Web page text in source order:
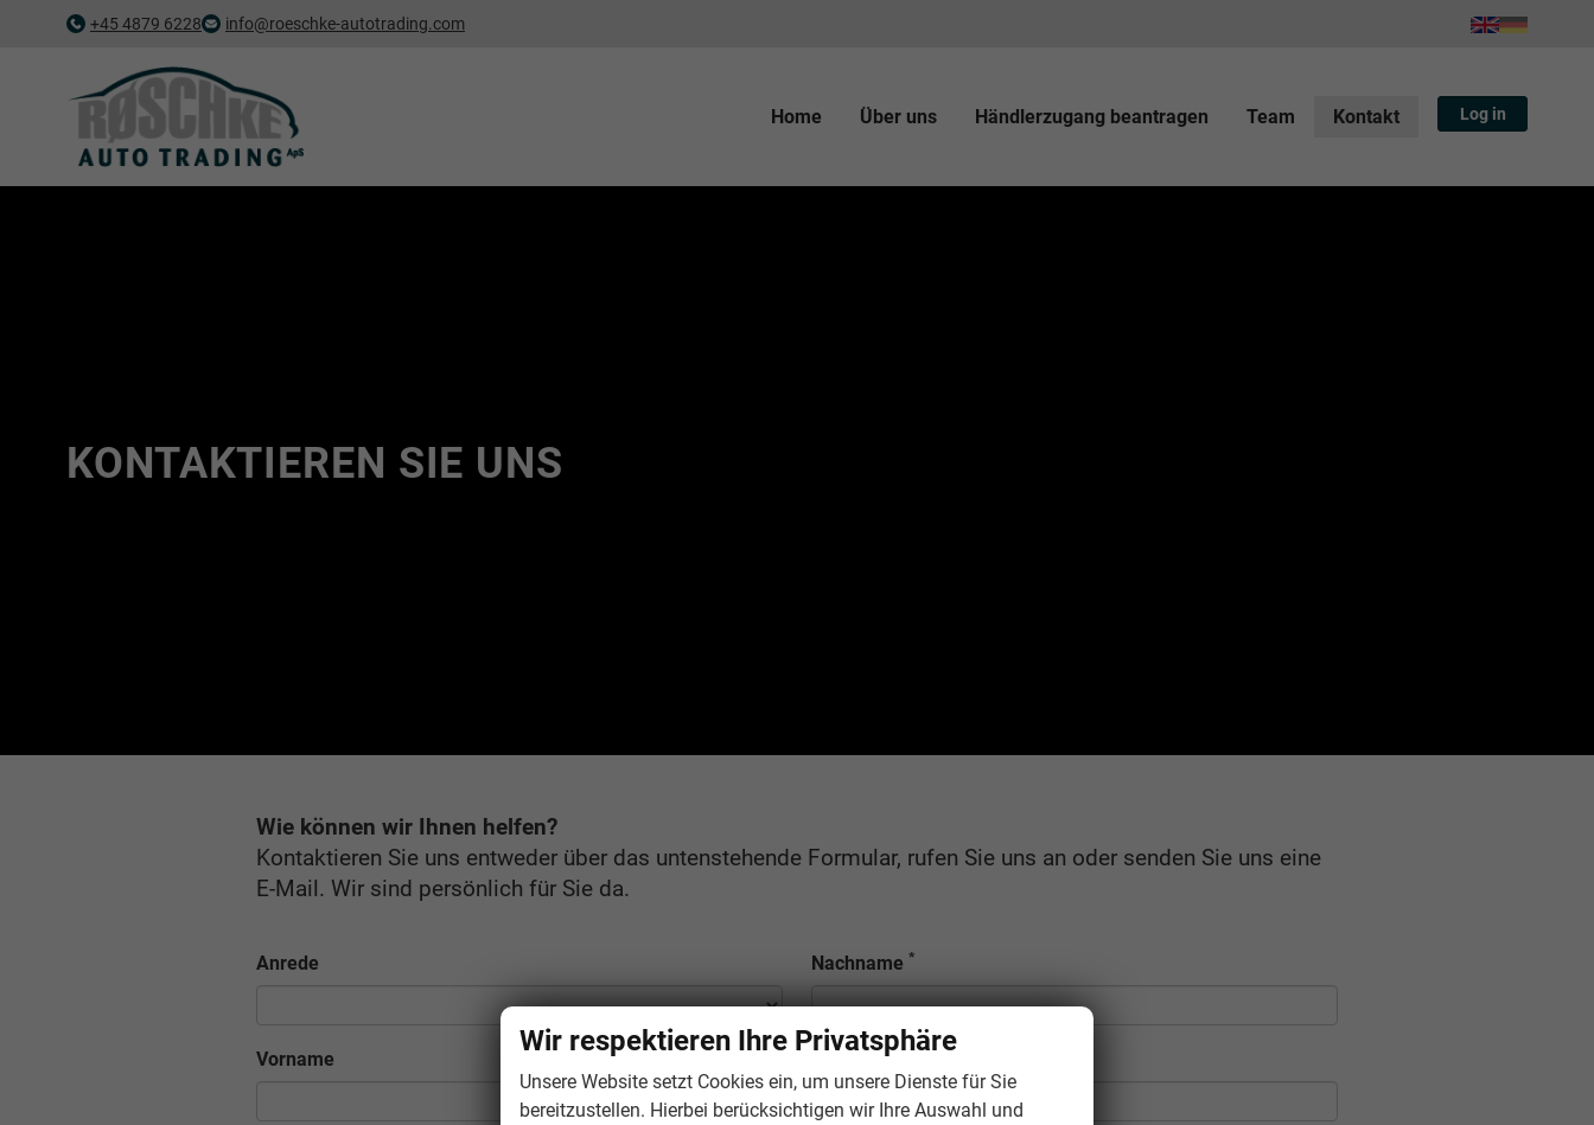
+45 4879 6228 info@roeschke-autotrading.com
Home Über uns Händlerzugang beantragen Team Kontakt Log in
KONTAKTIEREN SIE UNS
Wie können wir Ihnen helfen?
Kontaktieren Sie uns entweder über das untenstehende Formular, rufen Sie uns an oder senden Sie uns eine
E-Mail. Wir sind persönlich für Sie da.
Anrede Nachname *
Vorname
Wir respektieren Ihre Privatsphäre
Unsere Website setzt Cookies ein, um unsere Dienste für Sie
bereitzustellen. Hierbei berücksichtigen wir Ihre Auswahl und